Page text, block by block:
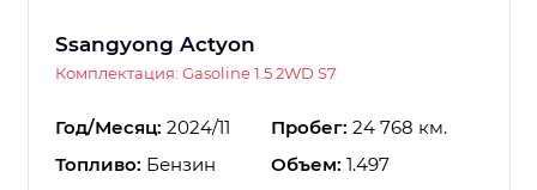
Ssangyong Actyon
Комплектация: Gasoline 1.5 2WD S7
Год/Месяц: 2024/11 Пробег: 24 768 км.
Топливо: Бензин Объем: 1.497